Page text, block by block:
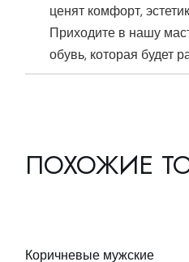
ценят комфорт,
Приходите в нашу
обувь, которая будет
ПОХОЖИЕ
Коричневые мужские